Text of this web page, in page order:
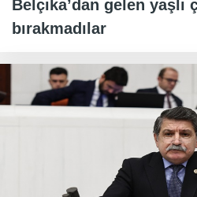
Belçika’dan gelen yaşlı
bırakmadılar